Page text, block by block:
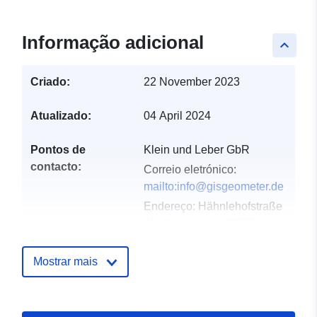
keyboard_arrow_up
Informação adicional
Criado: 22 November 2023
Atualizado: 04 April 2024
Pontos de
contacto:
Klein und Leber GbR
Correio eletrónico:
mailto:info@gisgeometer.de
Endereço: Hähnlehofstraße
Registo do
Acrescentado à data.europa.eu:
Mostrar mais